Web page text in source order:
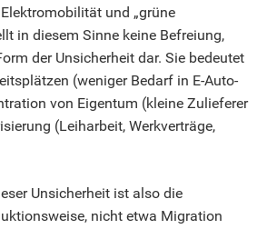
und „grüne
in diesem Sinne keine Befreiung,
der Unsicherheit dar. Sie bedeutet
(weniger Bedarf in E-Auto-
von Eigentum (kleine Zulieferer
(Leiharbeit, Werkverträge,
Unsicherheit ist also die
nicht etwa Migration